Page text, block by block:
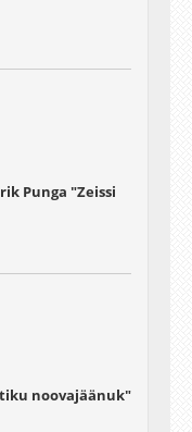
Punga "Zeissi
noovajäänuk"